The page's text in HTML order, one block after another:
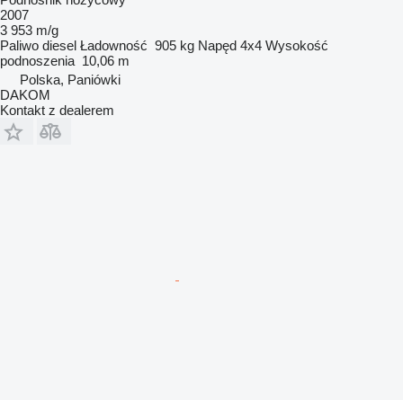
2007
3 953 m/g
Paliwo diesel Ładowność 905 kg Napęd 4x4 Wysokość
podnoszenia 10,06 m
Polska, Paniówki
DAKOM
Kontakt z dealerem